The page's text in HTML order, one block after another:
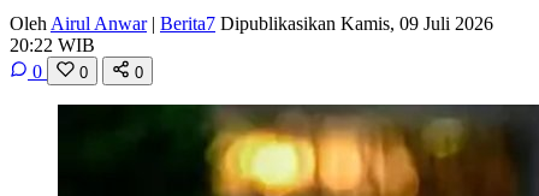
Oleh Airul Anwar | Berita7 Dipublikasikan Kamis, 09 Juli 2026
20:22 WIB
0
0 0